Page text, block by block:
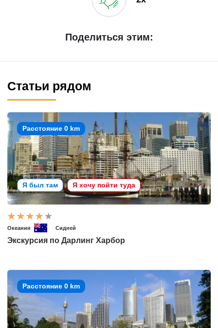
Поделиться этим:
Статьи рядом
Расстояние 0 km
Я был там Я хочу пойти туда
Океания Сидней
Экскурсия по Дарлинг Харбор
Расстояние 0 km